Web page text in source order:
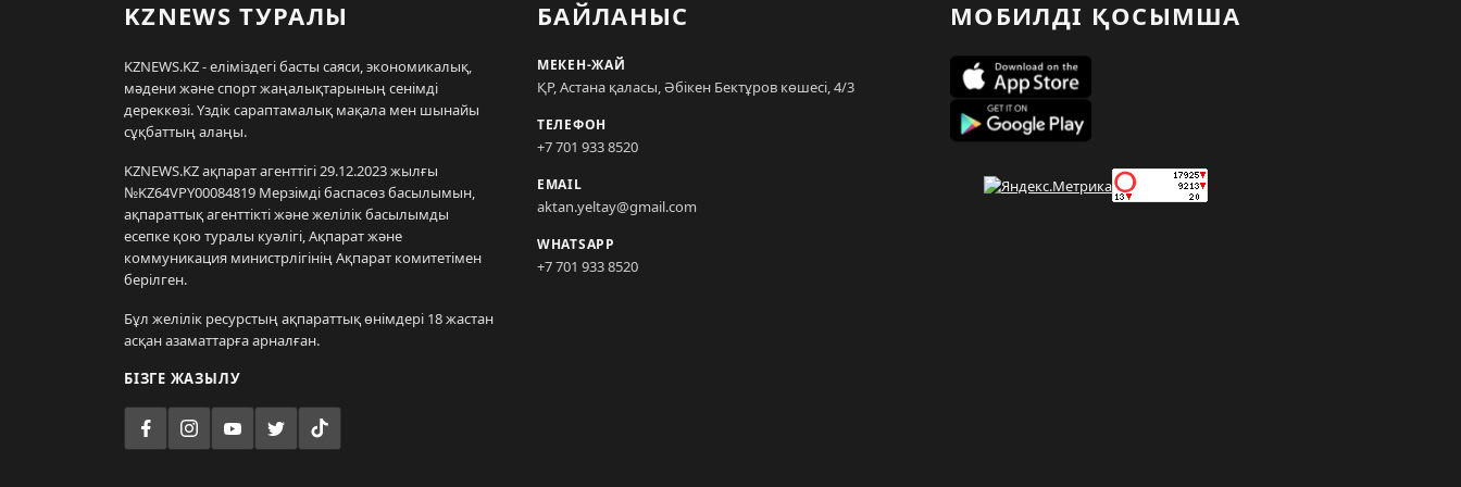
KZNEWS ТУРАЛЫ
KZNEWS.KZ - еліміздегі басты саяси, экономикалық,
мәдени және спорт жаңалықтарының сенімді
дереккөзі. Үздік сараптамалық мақала мен шынайы
сұқбаттың алаңы.
KZNEWS.KZ ақпарат агенттігі 29.12.2023 жылғы
№KZ64VPY00084819 Мерзімді баспасөз басылымын,
ақпараттық агенттікті және желілік басылымды
есепке қою туралы куәлігі, Ақпарат және
коммуникация министрлігінің Ақпарат комитетімен
берілген.
Бұл желілік ресурстың ақпараттық өнімдері 18 жастан
асқан азаматтарға арналған.
БІЗГЕ ЖАЗЫЛУ
БАЙЛАНЫС
МЕКЕН-ЖАЙ
ҚР, Астана қаласы, Әбікен Бектұров көшесі, 4/3
ТЕЛЕФОН
+7 701 933 8520
EMAIL
aktan.yeltay@gmail.com
WHATSAPP
+7 701 933 8520
МОБИЛДІ ҚОСЫМША